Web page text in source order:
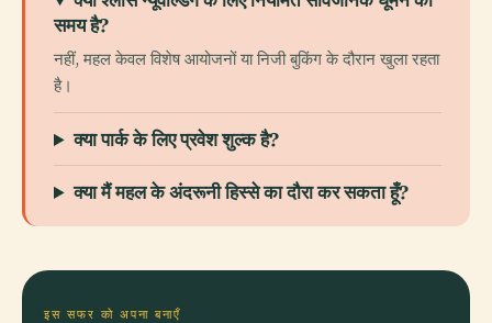
समय है?
नहीं, महल केवल विशेष आयोजनों या निजी बुकिंग के दौरान खुला रहता
है।
क्या पार्क के लिए प्रवेश शुल्क है?
क्या मैं महल के अंदरूनी हिस्से का दौरा कर सकता हूँ?
इस सफर को अपना बनाएँ